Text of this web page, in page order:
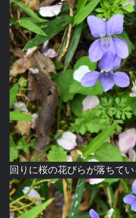
回りに桜の花びらが落ちてい